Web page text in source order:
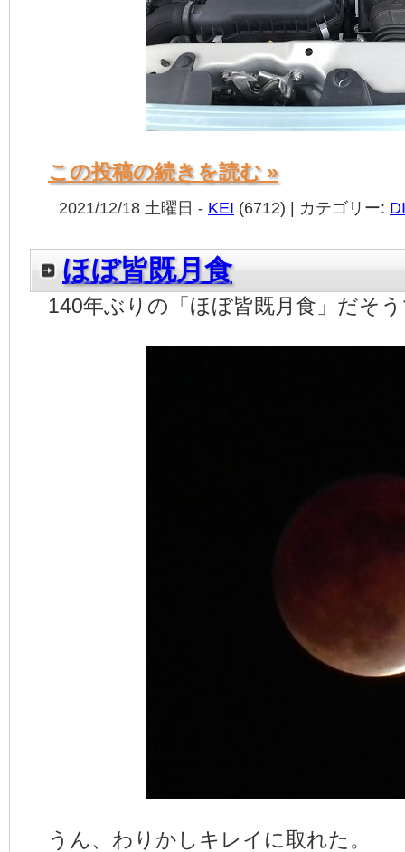
この投稿の続きを読む »
2021/12/18 土曜日 - KEI (6712) | カテゴリー:
ほぼ皆既月食
140年ぶりの「ほぼ皆既月食」だそ
うん、わりかしキレイに取れた。